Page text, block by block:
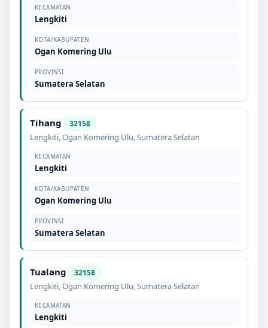
KECAMATAN
Lengkiti
KOTA/KABUPATEN
Ogan Komering Ulu
PROVINSI
Sumatera Selatan
Tihang 32158
Lengkiti,Ogan Komering Ulu,Sumatera Selatan
KECAMATAN
Lengkiti
KOTA/KABUPATEN
Ogan Komering Ulu
PROVINSI
Sumatera Selatan
Tualang 32158
Lengkiti,Ogan Komering Ulu,Sumatera Selatan
KECAMATAN
Lengkiti